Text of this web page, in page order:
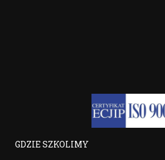
GDZIE SZKOLIMY